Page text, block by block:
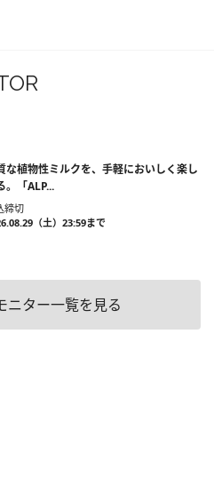
な植物性ミルクを、手軽においしく楽し
。「ALP...
締切
（土）23:59まで
ニター一覧を見る